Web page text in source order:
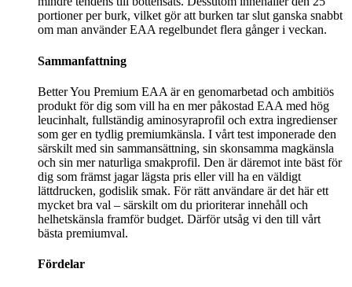
portioner per burk, vilket gör att burken tar slut ganska snabbt
om man använder EAA regelbundet flera gånger i veckan.
Sammanfattning
Better You Premium EAA är en genomarbetad och ambitiös
produkt för dig som vill ha en mer påkostad EAA med hög
leucinhalt, fullständig aminosyraprofil och extra ingredienser
som ger en tydlig premiumkänsla. I vårt test imponerade den
särskilt med sin sammansättning, sin skonsamma magkänsla
och sin mer naturliga smakprofil. Den är däremot inte bäst för
dig som främst jagar lägsta pris eller vill ha en väldigt
lättdrucken, godislik smak. För rätt användare är det här ett
mycket bra val – särskilt om du prioriterar innehåll och
helhetskänsla framför budget. Därför utsåg vi den till vårt
bästa premiumval.
Fördelar